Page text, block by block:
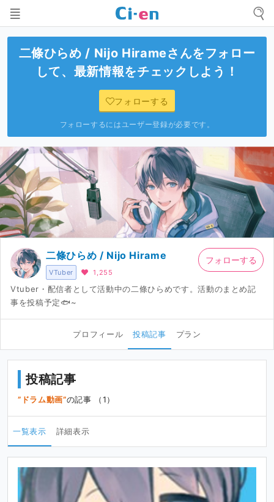
二條ひらめ / Nijo Hirameさんをフォロー
して、最新情報をチェックしよう！
フォローする
フォローするにはユーザー登録が必要です。
VTuber
二條ひらめ / Nijo Hirame
1,255
Vtuber・配信者として活動中の二條ひらめです。活動のまとめ記
事を投稿予定🐟~
フォローする
プロフィール 投稿記事 プラン
投稿記事
ドラム動画 の記事 （1）
一覧表示 詳細表示